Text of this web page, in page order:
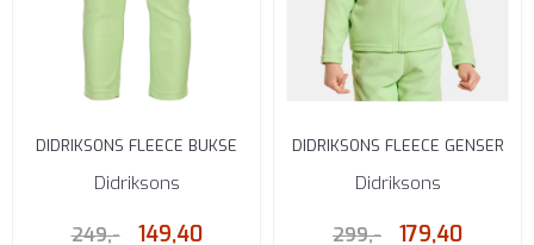
DIDRIKSONS FLEECE BUKSE
MONTE PALE GREEN
Didriksons
249,- 149,40
DIDRIKSONS FLEECE GENSER
MONTE PALE GREEN
Didriksons
299,- 179,40